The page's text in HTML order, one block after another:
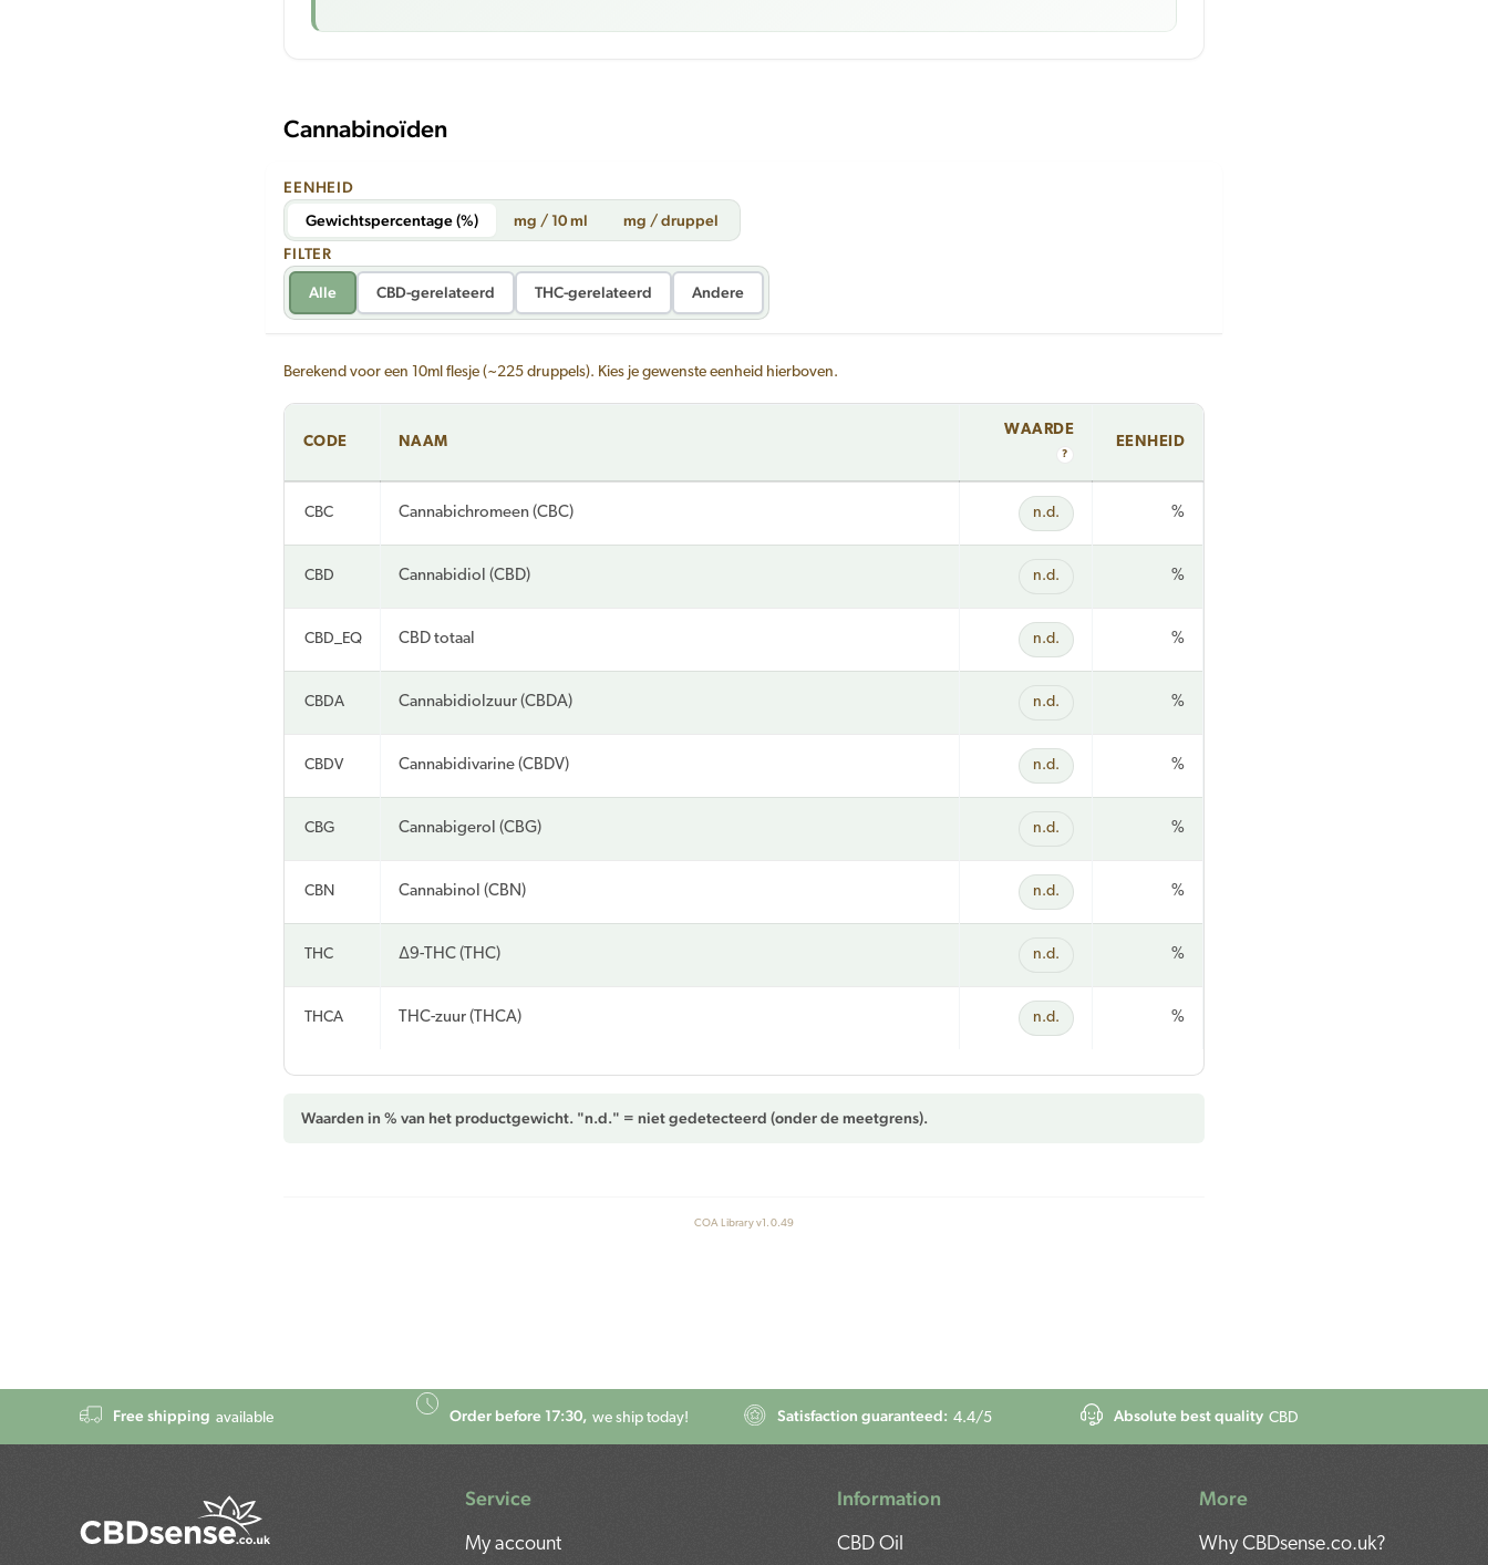
Cannabinoïden
EENHEID
Gewichtspercentage (%)
mg / 10 ml
mg / druppel
FILTER
Alle CBD-gerelateerd THC-gerelateerd Andere
Berekend voor een 10ml flesje (~225 druppels). Kies je gewenste eenheid hierboven.
CODE NAAM
WAARDE
?
EENHEID
CBC Cannabichromeen (CBC) n.d. %
CBD Cannabidiol (CBD) n.d. %
CBD_EQ CBD totaal n.d. %
CBDA Cannabidiolzuur (CBDA) n.d. %
CBDV Cannabidivarine (CBDV) n.d. %
CBG Cannabigerol (CBG) n.d. %
CBN Cannabinol (CBN) n.d. %
THC Δ9-THC (THC) n.d. %
THCA THC-zuur (THCA) n.d. %
Waarden in % van het productgewicht. "n.d." = niet gedetecteerd (onder de meetgrens).
COA Library v1.0.49
Free shipping available Order before 17:30, we ship today! Satisfaction guaranteed: 4.4/5 Absolute best quality CBD
Service
My account
Information
CBD Oil
More
Why CBDsense.co.uk?